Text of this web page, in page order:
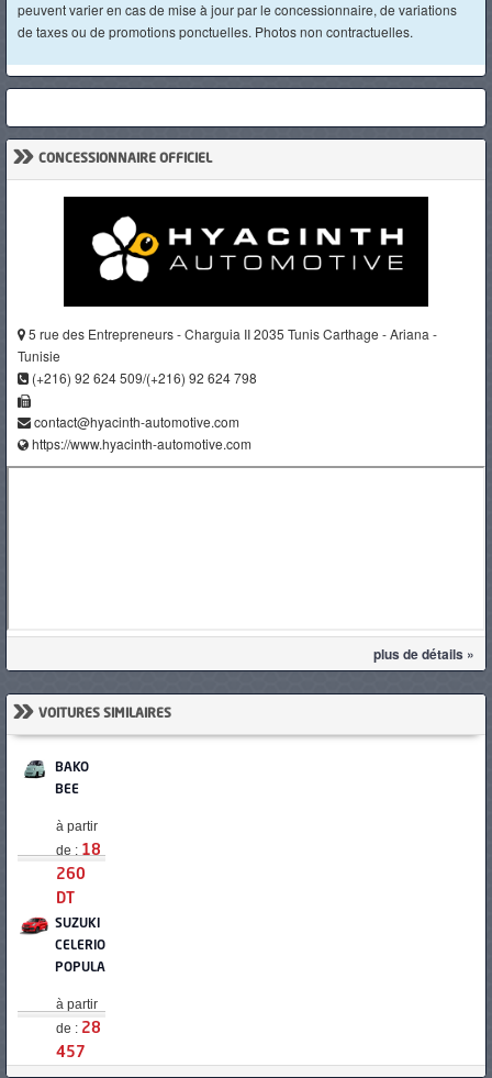
peuvent varier en cas de mise à jour par le concessionnaire, de variations
de taxes ou de promotions ponctuelles. Photos non contractuelles.
» CONCESSIONNAIRE OFFICIEL
5 rue des Entrepreneurs - Charguia II 2035 Tunis Carthage - Ariana -
Tunisie
(+216) 92 624 509/(+216) 92 624 798
contact@hyacinth-automotive.com
https://www.hyacinth-automotive.com
plus de détails »
» VOITURES SIMILAIRES
BAKO
BEE
à partir
de : 18
260
DT
SUZUKI
CELERIO
POPULAIRE
à partir
de : 28
457